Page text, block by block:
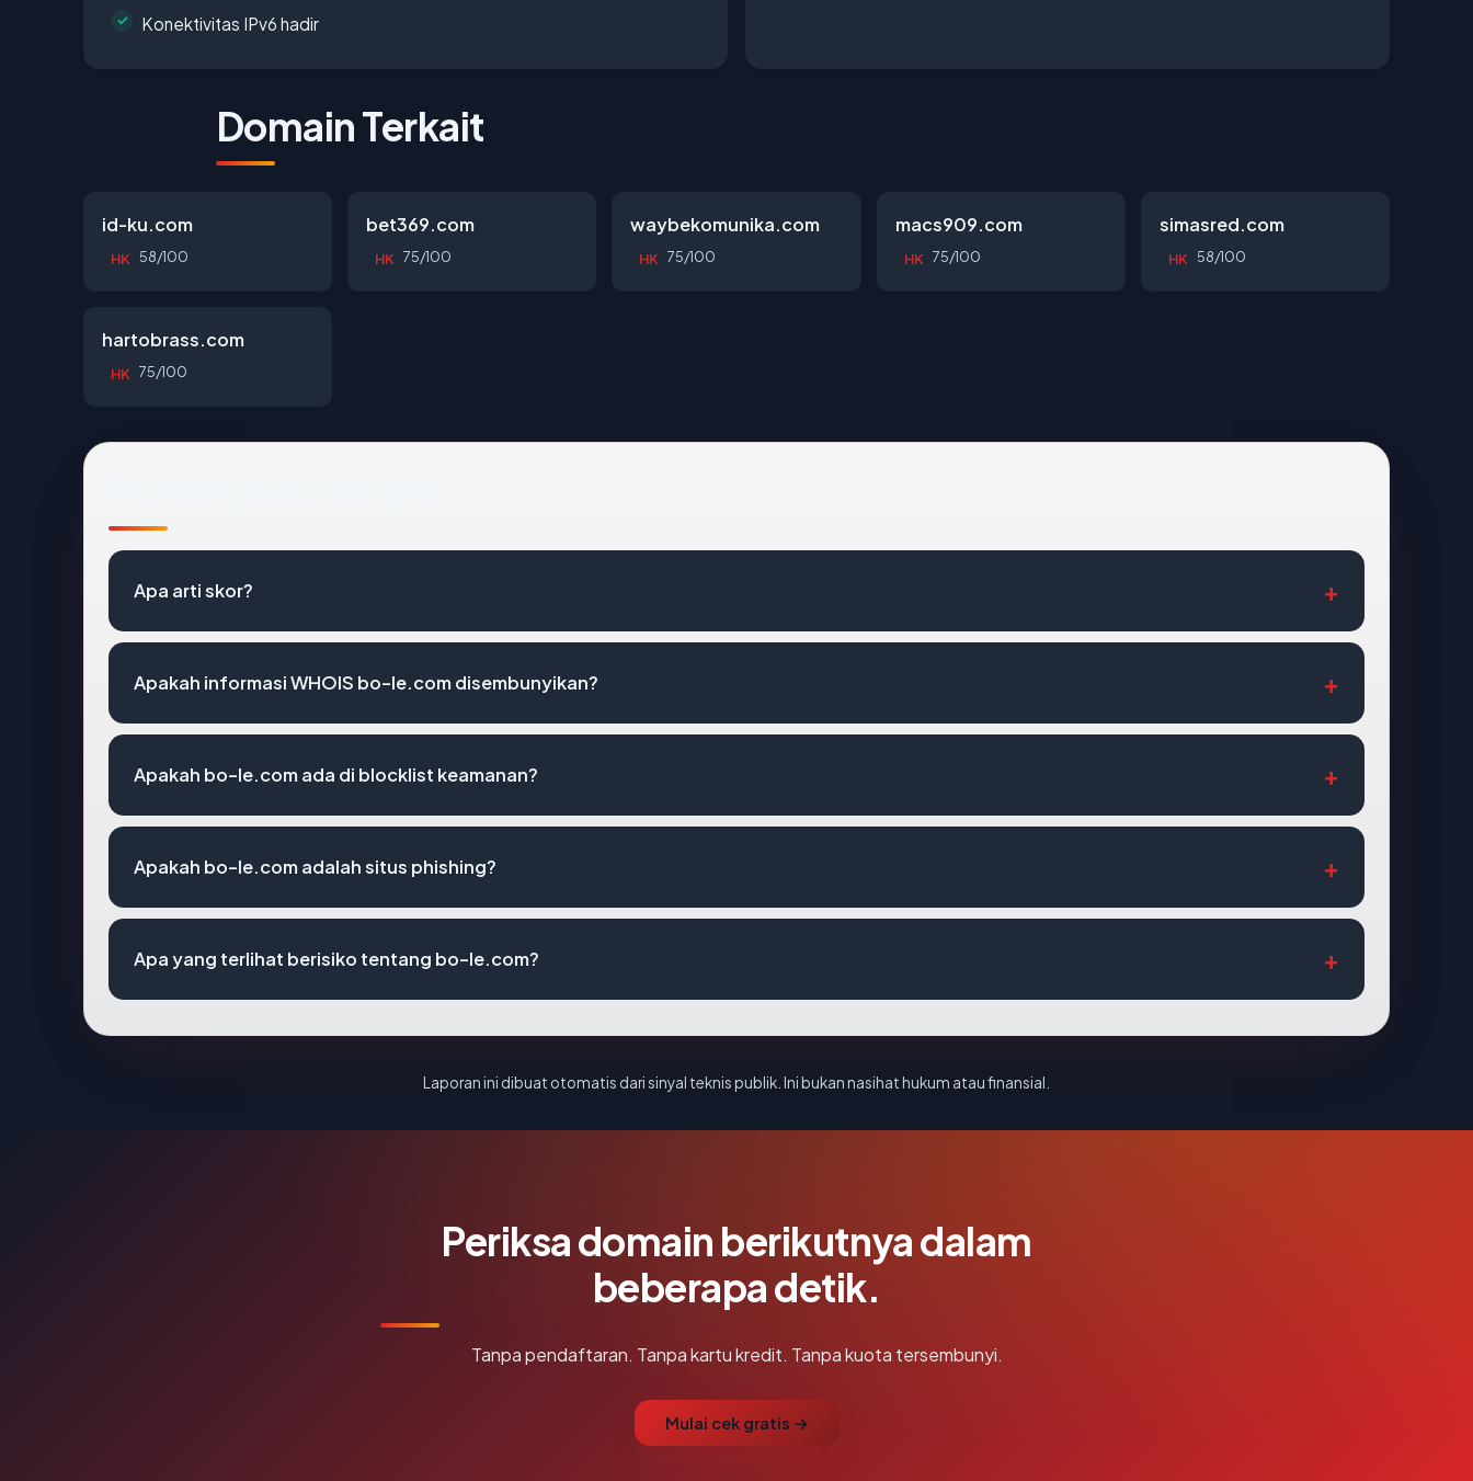
Konektivitas IPv6 hadir
Domain Terkait
id-ku.com
HK 58/100
bet369.com
HK 75/100
waybekomunika.com
HK 75/100
macs909.com
HK 75/100
simasred.com
HK 58/100
hartobrass.com
HK 75/100
Apa arti skor?
Apakah informasi WHOIS bo-le.com disembunyikan?
Apakah bo-le.com ada di blocklist keamanan?
Apakah bo-le.com adalah situs phishing?
Apa yang terlihat berisiko tentang bo-le.com?
Laporan ini dibuat otomatis dari sinyal teknis publik. Ini bukan nasihat hukum atau finansial.
Periksa domain berikutnya dalam
beberapa detik.
Tanpa pendaftaran. Tanpa kartu kredit. Tanpa kuota tersembunyi.
Mulai cek gratis →